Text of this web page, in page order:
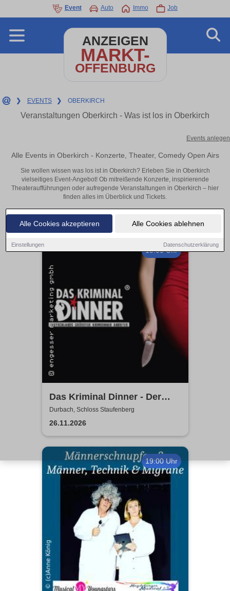
Alle Cookies akzeptieren Alle Cookies ablehnen
Einstellungen Datenschutzerklärung
Event Auto Immo Job
ANZEIGEN
MARKT-
OFFENBURG
❯ EVENTS ❯ OBERKIRCH
Veranstaltungen Oberkirch - Was ist los in Oberkirch
Events anlegen
Alle Events in Oberkirch - Konzerte, Theater, Comedy Open Airs
Sie wollen wissen was los ist in Oberkirch? Erleben Sie in Oberkirch
vielseitiges Event-Angebot! Ob mitreißende Konzerte, inspirierende
Theateraufführungen oder aufregende Veranstaltungen in Oberkirch – hier
finden alles im Überblick und Tickets.
19:00 Uhr
Das Kriminal Dinner - Der
letzte Joint der Marie Juana
Durbach, Schloss Staufenberg
26.11.2026
19:00 Uhr